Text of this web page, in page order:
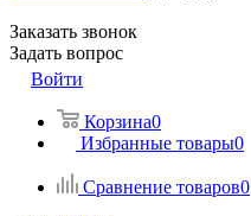
Заказать звонок
Задать вопрос
Войти
Корзина0
Избранные товары0
Сравнение товаров0